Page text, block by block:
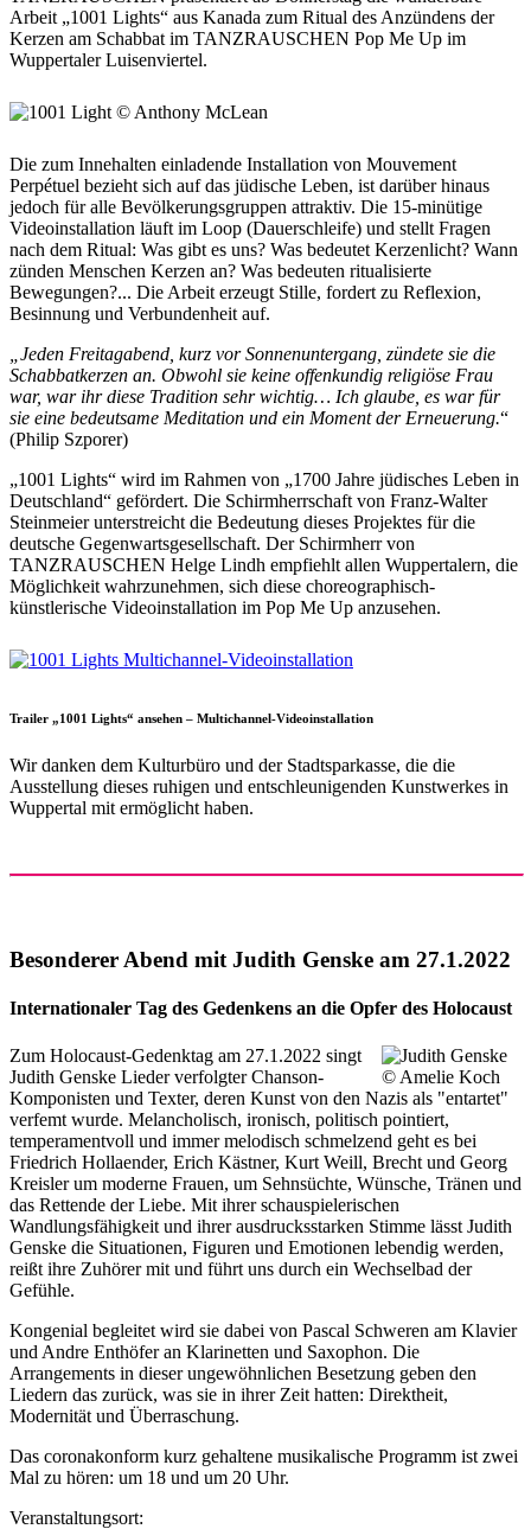
Arbeit „1001 Lights“ aus Kanada zum Ritual des Anzündens der
Kerzen am Schabbat im TANZRAUSCHEN Pop Me Up im
Wuppertaler Luisenviertel.
Die zum Innehalten einladende Installation von Mouvement
Perpétuel bezieht sich auf das jüdische Leben, ist darüber hinaus
jedoch für alle Bevölkerungsgruppen attraktiv. Die 15-minütige
Videoinstallation läuft im Loop (Dauerschleife) und stellt Fragen
nach dem Ritual: Was gibt es uns? Was bedeutet Kerzenlicht? Wann
zünden Menschen Kerzen an? Was bedeuten ritualisierte
Bewegungen?... Die Arbeit erzeugt Stille, fordert zu Reflexion,
Besinnung und Verbundenheit auf.
„Jeden Freitagabend, kurz vor Sonnenuntergang, zündete sie die
Schabbatkerzen an. Obwohl sie keine offenkundig religiöse Frau
war, war ihr diese Tradition sehr wichtig… Ich glaube, es war für
sie eine bedeutsame Meditation und ein Moment der Erneuerung.“
(Philip Szporer)
„1001 Lights“ wird im Rahmen von „1700 Jahre jüdisches Leben in
Deutschland“ gefördert. Die Schirmherrschaft von Franz-Walter
Steinmeier unterstreicht die Bedeutung dieses Projektes für die
deutsche Gegenwartsgesellschaft. Der Schirmherr von
TANZRAUSCHEN Helge Lindh empfiehlt allen Wuppertalern, die
Möglichkeit wahrzunehmen, sich diese choreographisch-
künstlerische Videoinstallation im Pop Me Up anzusehen.
Trailer „1001 Lights“ ansehen – Multichannel-Videoinstallation
Wir danken dem Kulturbüro und der Stadtsparkasse, die die
Ausstellung dieses ruhigen und entschleunigenden Kunstwerkes in
Wuppertal mit ermöglicht haben.
Besonderer Abend mit Judith Genske am 27.1.2022
Internationaler Tag des Gedenkens an die Opfer des Holocaust
Zum Holocaust-Gedenktag am 27.1.2022 singt
Judith Genske Lieder verfolgter Chanson-
Komponisten und Texter, deren Kunst von den Nazis als "entartet"
verfemt wurde. Melancholisch, ironisch, politisch pointiert,
temperamentvoll und immer melodisch schmelzend geht es bei
Friedrich Hollaender, Erich Kästner, Kurt Weill, Brecht und Georg
Kreisler um moderne Frauen, um Sehnsüchte, Wünsche, Tränen und
das Rettende der Liebe. Mit ihrer schauspielerischen
Wandlungsfähigkeit und ihrer ausdrucksstarken Stimme lässt Judith
Genske die Situationen, Figuren und Emotionen lebendig werden,
reißt ihre Zuhörer mit und führt uns durch ein Wechselbad der
Gefühle.
Kongenial begleitet wird sie dabei von Pascal Schweren am Klavier
und Andre Enthöfer an Klarinetten und Saxophon. Die
Arrangements in dieser ungewöhnlichen Besetzung geben den
Liedern das zurück, was sie in ihrer Zeit hatten: Direktheit,
Modernität und Überraschung.
Das coronakonform kurz gehaltene musikalische Programm ist zwei
Mal zu hören: um 18 und um 20 Uhr.
Veranstaltungsort: